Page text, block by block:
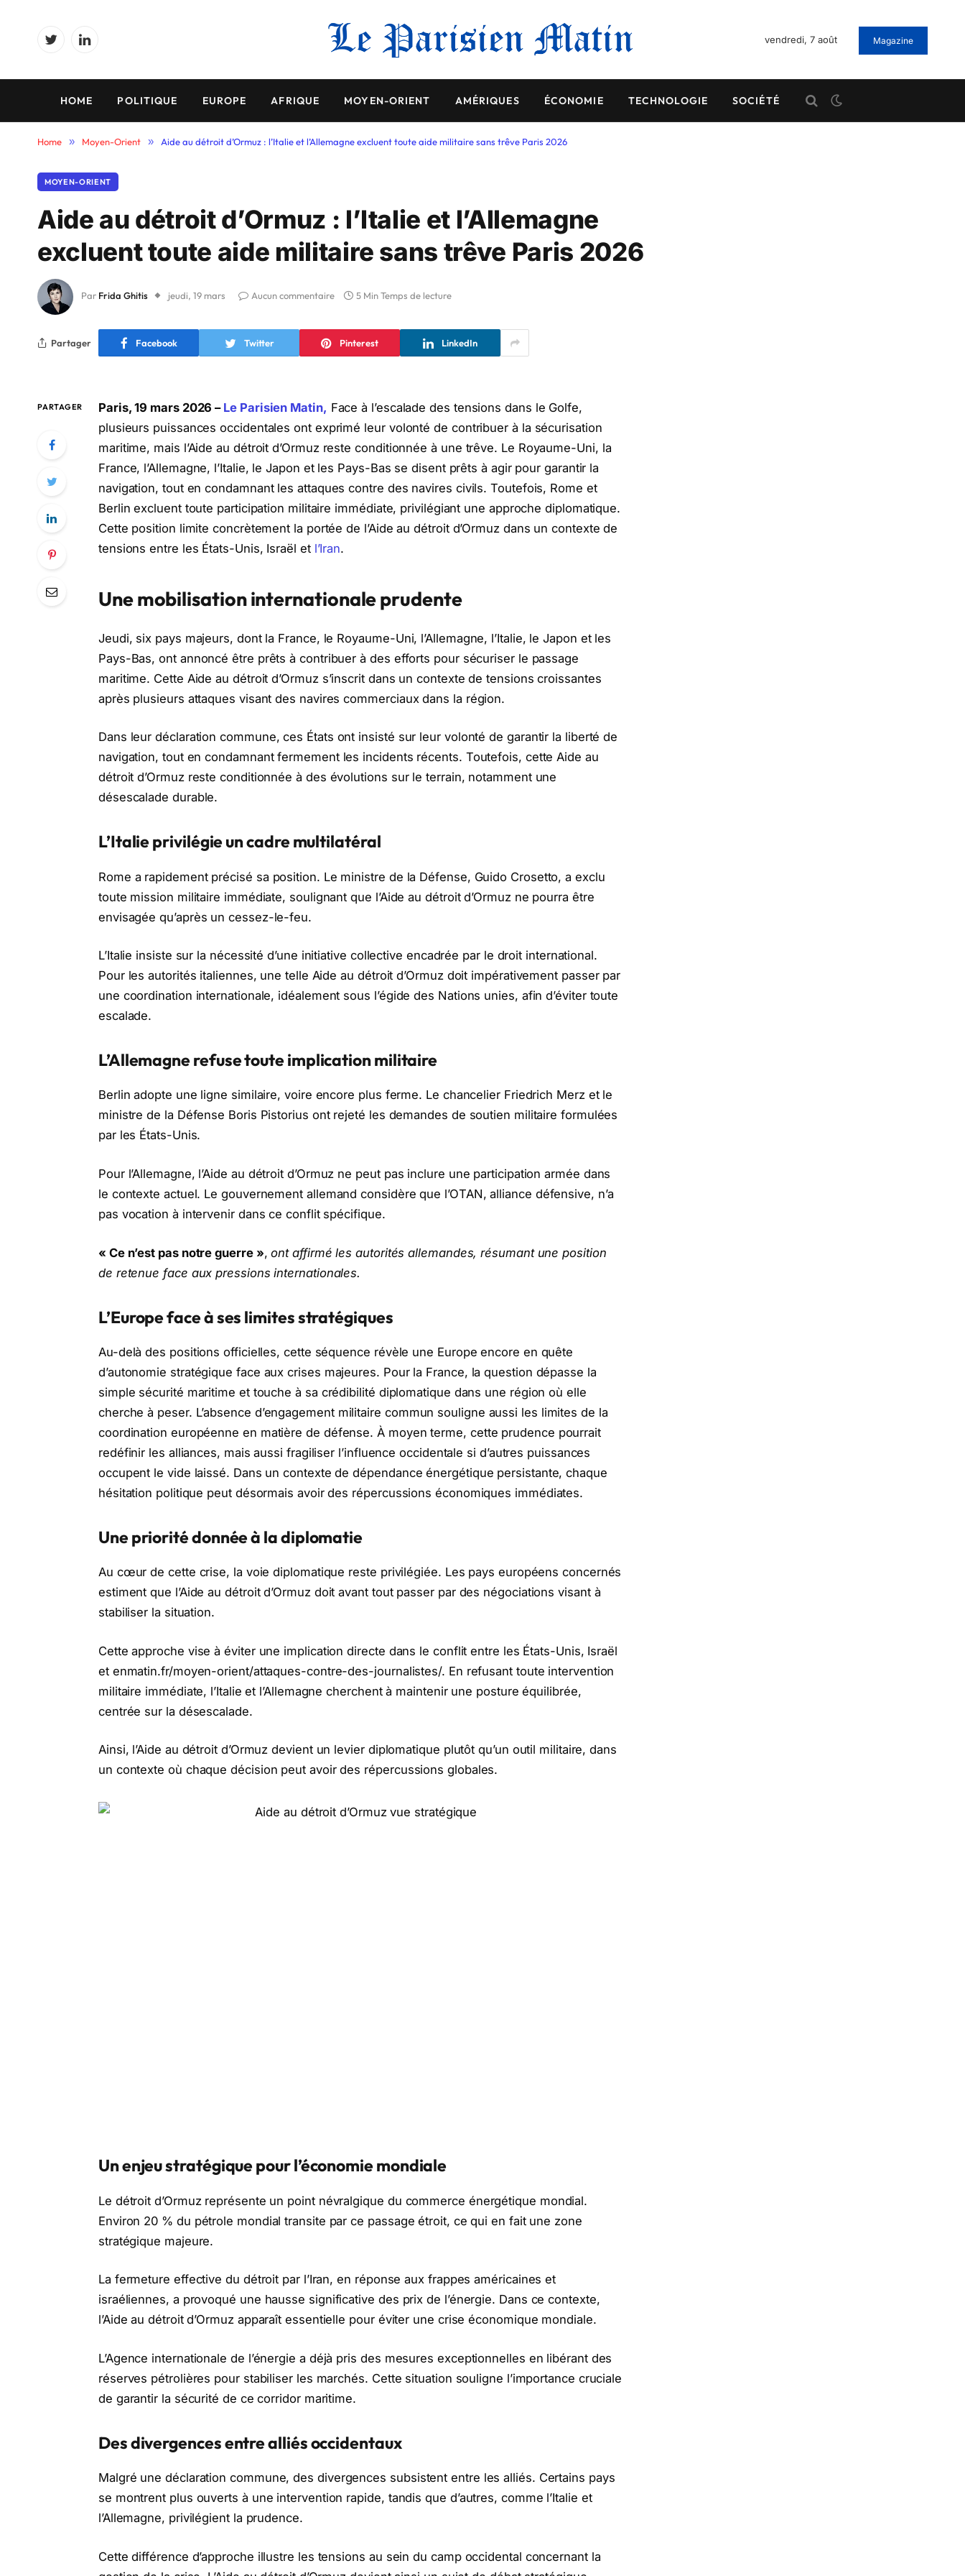
TwitterLinkedIn
vendredi, 7 août Magazine
HOME POLITIQUE EUROPE AFRIQUE MOYEN-ORIENT AMÉRIQUES ÉCONOMIE TECHNOLOGIE SOCIÉTÉ
Home » Moyen-Orient » Aide au détroit d’Ormuz : l’Italie et l’Allemagne excluent toute aide militaire sans trêve Paris 2026
MOYEN-ORIENT
Aide au détroit d’Ormuz : l’Italie et l’Allemagne
excluent toute aide militaire sans trêve Paris 2026
Par Frida Ghitis jeudi, 19 mars Aucun commentaire 5 Min Temps de lecture
Partager Facebook Twitter Pinterest LinkedIn
PARTAGER Paris, 19 mars 2026 – Le Parisien Matin, Face à l’escalade des tensions dans le Golfe,
plusieurs puissances occidentales ont exprimé leur volonté de contribuer à la sécurisation
maritime, mais l’Aide au détroit d’Ormuz reste conditionnée à une trêve. Le Royaume-Uni, la
France, l’Allemagne, l’Italie, le Japon et les Pays-Bas se disent prêts à agir pour garantir la
navigation, tout en condamnant les attaques contre des navires civils. Toutefois, Rome et
Berlin excluent toute participation militaire immédiate, privilégiant une approche diplomatique.
Cette position limite concrètement la portée de l’Aide au détroit d’Ormuz dans un contexte de
tensions entre les États-Unis, Israël et l’Iran.
Une mobilisation internationale prudente
Jeudi, six pays majeurs, dont la France, le Royaume-Uni, l’Allemagne, l’Italie, le Japon et les
Pays-Bas, ont annoncé être prêts à contribuer à des efforts pour sécuriser le passage
maritime. Cette Aide au détroit d’Ormuz s’inscrit dans un contexte de tensions croissantes
après plusieurs attaques visant des navires commerciaux dans la région.
Dans leur déclaration commune, ces États ont insisté sur leur volonté de garantir la liberté de
navigation, tout en condamnant fermement les incidents récents. Toutefois, cette Aide au
détroit d’Ormuz reste conditionnée à des évolutions sur le terrain, notamment une
désescalade durable.
L’Italie privilégie un cadre multilatéral
Rome a rapidement précisé sa position. Le ministre de la Défense, Guido Crosetto, a exclu
toute mission militaire immédiate, soulignant que l’Aide au détroit d’Ormuz ne pourra être
envisagée qu’après un cessez-le-feu.
L’Italie insiste sur la nécessité d’une initiative collective encadrée par le droit international.
Pour les autorités italiennes, une telle Aide au détroit d’Ormuz doit impérativement passer par
une coordination internationale, idéalement sous l’égide des Nations unies, afin d’éviter toute
escalade.
L’Allemagne refuse toute implication militaire
Berlin adopte une ligne similaire, voire encore plus ferme. Le chancelier Friedrich Merz et le
ministre de la Défense Boris Pistorius ont rejeté les demandes de soutien militaire formulées
par les États-Unis.
Pour l’Allemagne, l’Aide au détroit d’Ormuz ne peut pas inclure une participation armée dans
le contexte actuel. Le gouvernement allemand considère que l’OTAN, alliance défensive, n’a
pas vocation à intervenir dans ce conflit spécifique.
« Ce n’est pas notre guerre »,ont affirmé les autorités allemandes, résumant une position
de retenue face aux pressions internationales.
L’Europe face à ses limites stratégiques
Au-delà des positions officielles, cette séquence révèle une Europe encore en quête
d’autonomie stratégique face aux crises majeures. Pour la France, la question dépasse la
simple sécurité maritime et touche à sa crédibilité diplomatique dans une région où elle
cherche à peser. L’absence d’engagement militaire commun souligne aussi les limites de la
coordination européenne en matière de défense. À moyen terme, cette prudence pourrait
redéfinir les alliances, mais aussi fragiliser l’influence occidentale si d’autres puissances
occupent le vide laissé. Dans un contexte de dépendance énergétique persistante, chaque
hésitation politique peut désormais avoir des répercussions économiques immédiates.
Une priorité donnée à la diplomatie
Au cœur de cette crise, la voie diplomatique reste privilégiée. Les pays européens concernés
estiment que l’Aide au détroit d’Ormuz doit avant tout passer par des négociations visant à
stabiliser la situation.
Cette approche vise à éviter une implication directe dans le conflit entre les États-Unis, Israël
et enmatin.fr/moyen-orient/attaques-contre-des-journalistes/. En refusant toute intervention
militaire immédiate, l’Italie et l’Allemagne cherchent à maintenir une posture équilibrée,
centrée sur la désescalade.
Ainsi, l’Aide au détroit d’Ormuz devient un levier diplomatique plutôt qu’un outil militaire, dans
un contexte où chaque décision peut avoir des répercussions globales.
Un enjeu stratégique pour l’économie mondiale
Le détroit d’Ormuz représente un point névralgique du commerce énergétique mondial.
Environ 20 % du pétrole mondial transite par ce passage étroit, ce qui en fait une zone
stratégique majeure.
La fermeture effective du détroit par l’Iran, en réponse aux frappes américaines et
israéliennes, a provoqué une hausse significative des prix de l’énergie. Dans ce contexte,
l’Aide au détroit d’Ormuz apparaît essentielle pour éviter une crise économique mondiale.
L’Agence internationale de l’énergie a déjà pris des mesures exceptionnelles en libérant des
réserves pétrolières pour stabiliser les marchés. Cette situation souligne l’importance cruciale
de garantir la sécurité de ce corridor maritime.
Des divergences entre alliés occidentaux
Malgré une déclaration commune, des divergences subsistent entre les alliés. Certains pays
se montrent plus ouverts à une intervention rapide, tandis que d’autres, comme l’Italie et
l’Allemagne, privilégient la prudence.
Cette différence d’approche illustre les tensions au sein du camp occidental concernant la